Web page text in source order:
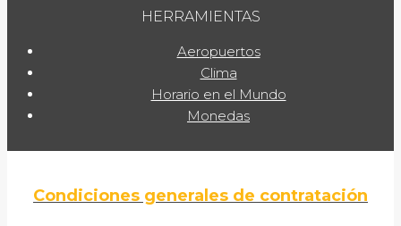
HERRAMIENTAS
Aeropuertos
Clima
Horario en el Mundo
Monedas
Condiciones generales de contratación